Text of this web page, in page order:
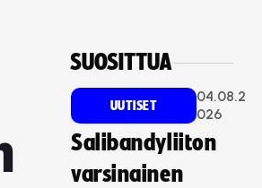
SUOSITTUA
UUTISET
04.08.2
026
Salibandyliiton
varsinainen